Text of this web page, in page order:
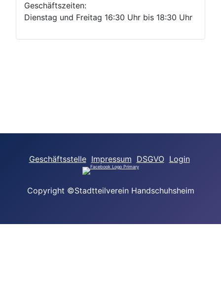
Geschäftszeiten:
Dienstag und Freitag 16:30 Uhr bis 18:30 Uhr
Geschäftsstelle Impressum DSGVO Login
Copyright ©Stadtteilverein Handschuhsheim